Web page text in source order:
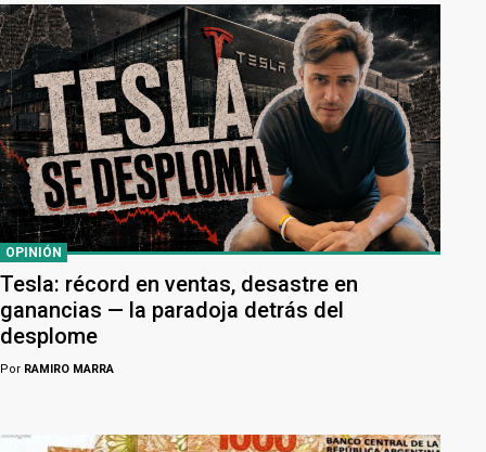
OPINIÓN
Tesla: récord en ventas, desastre en
ganancias — la paradoja detrás del
desplome
Por RAMIRO MARRA